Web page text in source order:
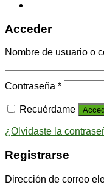
Acceder
Nombre de usuario o
Contraseña *
Recuérdame
¿Olvidaste la
Registrarse
Dirección de correo